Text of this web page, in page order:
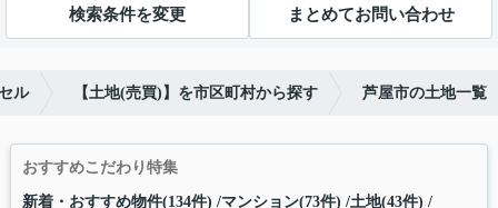
検索条件を変更 まとめてお問い合わせ
ル 【土地(売買)】を市区町村から探す 芦屋市の土地一覧
おすすめこだわり特集
新着・おすすめ物件(134件) マンション(73件) 土地(43件)